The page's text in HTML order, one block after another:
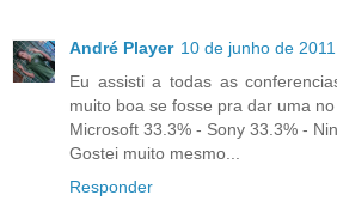
André Player 10 de junho de
Eu assisti a todas as
muito boa se fosse pra dar uma
Microsoft 33.3% - Sony 33.3% -
Gostei muito mesmo...
Responder